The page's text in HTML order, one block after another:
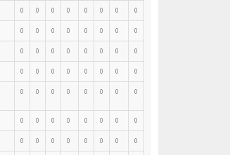
0 0 0 0 0 0 0 0
0 0 0 0 0 0 0 0
0 0 0 0 0 0 0 0
0 0 0 0 0 0 0 0
0 0 0 0 0 0 0 0
0 0 0 0 0 0 0 0
0 0 0 0 0 0 0 0